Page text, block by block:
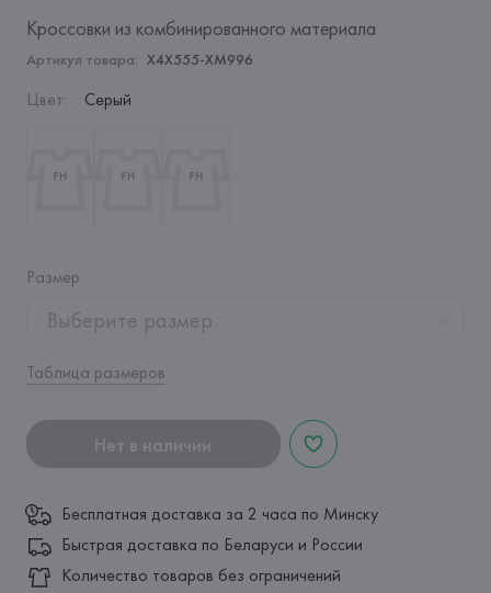
Кроссовки из комбинированного материала
Артикул товара: X4X555-XM996
Цвет: Серый
Размер:
Выберите размер
Таблица размеров
Нет в наличии
Бесплатная доставка за 2 часа по Минску
Быстрая доставка по Беларуси и России
Количество товаров без ограничений